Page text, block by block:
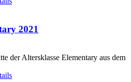
2021
der Altersklasse Elementary aus dem